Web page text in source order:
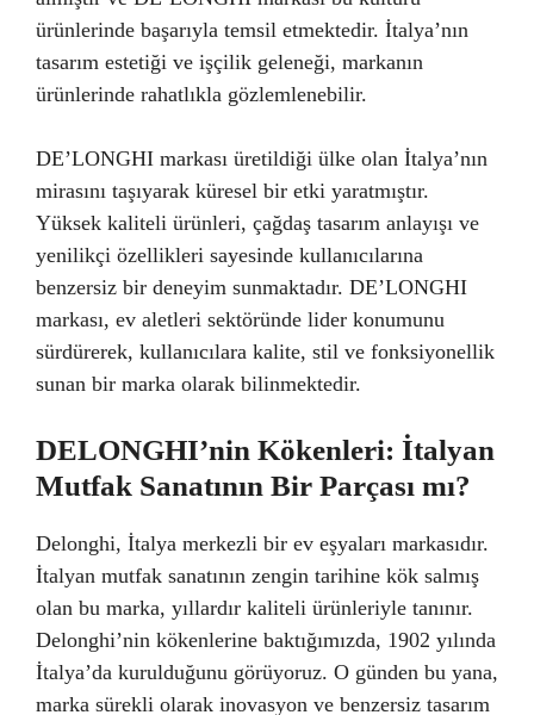
ürünlerinde başarıyla temsil etmektedir. İtalya’nın
tasarım estetiği ve işçilik geleneği, markanın
ürünlerinde rahatlıkla gözlemlenebilir.
DE’LONGHI markası üretildiği ülke olan İtalya’nın
mirasını taşıyarak küresel bir etki yaratmıştır.
Yüksek kaliteli ürünleri, çağdaş tasarım anlayışı ve
yenilikçi özellikleri sayesinde kullanıcılarına
benzersiz bir deneyim sunmaktadır. DE’LONGHI
markası, ev aletleri sektöründe lider konumunu
sürdürerek, kullanıcılara kalite, stil ve fonksiyonellik
sunan bir marka olarak bilinmektedir.
DELONGHI’nin Kökenleri: İtalyan
Mutfak Sanatının Bir Parçası mı?
Delonghi, İtalya merkezli bir ev eşyaları markasıdır.
İtalyan mutfak sanatının zengin tarihine kök salmış
olan bu marka, yıllardır kaliteli ürünleriyle tanınır.
Delonghi’nin kökenlerine baktığımızda, 1902 yılında
İtalya’da kurulduğunu görüyoruz. O günden bu yana,
marka sürekli olarak inovasyon ve benzersiz tasarım